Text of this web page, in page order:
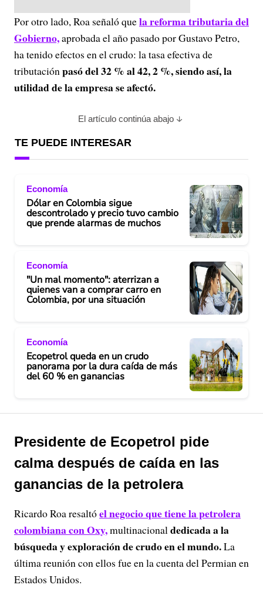
Por otro lado, Roa señaló quela reforma tributaria del
Gobierno,aprobada el año pasado por Gustavo Petro,
ha tenido efectos en el crudo: la tasa efectiva de
tributaciónpasó del 32 % al 42, 2 %, siendo así, la
utilidad de la empresa se afectó.
El artículo continúa abajo
TE PUEDE INTERESAR
Economía
Dólar en Colombia sigue
descontrolado y precio tuvo cambio
que prende alarmas de muchos
Economía
"Un mal momento": aterrizan a
quienes van a comprar carro en
Colombia, por una situación
Economía
Ecopetrol queda en un crudo
panorama por la dura caída de más
del 60 % en ganancias
Presidente de Ecopetrol pide
calma después de caída en las
ganancias de la petrolera
Ricardo Roa resaltóel negocio que tiene la petrolera
colombiana con Oxy,multinacionaldedicada a la
búsqueda y exploración de crudo en el mundo.La
última reunión con ellos fue en la cuenta del Permian en
Estados Unidos.